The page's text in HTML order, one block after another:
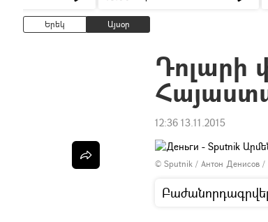
Երեկ Այսօր
Դոլարի
12:36 13.11.2015
© Sputnik / Антон Денисов /
Բաժանորդագրվել